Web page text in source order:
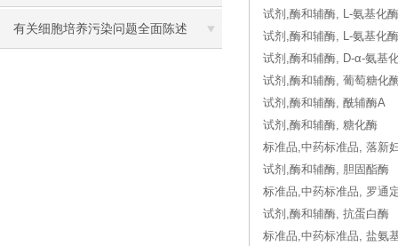
有关细胞培养污染问题全面陈述
试剂,酶和辅酶, L-氨基化酶
试剂,酶和辅酶, L-氨基化酶
试剂,酶和辅酶, D-α-氨基
试剂,酶和辅酶, 葡萄糖化
试剂,酶和辅酶, 酰辅酶A
试剂,酶和辅酶, 糖化酶
标准品,中药标准品, 落新
试剂,酶和辅酶, 胆固酯酶
标准品,中药标准品, 罗通
试剂,酶和辅酶, 抗蛋白酶
标准品,中药标准品, 盐氨